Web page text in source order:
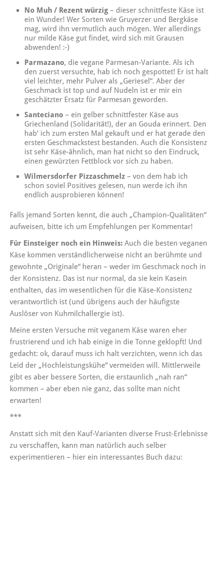
No Muh / Rezent würzig – dieser schnittfeste Käse ist
ein Wunder! Wer Sorten wie Gruyerzer und Bergkäse
mag, wird ihn vermutlich auch mögen. Wer allerdings
nur milde Käse gut findet, wird sich mit Grausen
abwenden! :-)
Parmazano, die vegane Parmesan-Variante. Als ich
den zuerst versuchte, hab ich noch gespottet! Er ist halt
viel leichter, mehr Pulver als „Geriesel“. Aber der
Geschmack ist top und auf Nudeln ist er mir ein
geschätzter Ersatz für Parmesan geworden.
Santeciano – ein gelber schnittfester Käse aus
Griechenland (Solidarität!), der an Gouda erinnert. Den
hab‘ ich zum ersten Mal gekauft und er hat gerade den
ersten Geschmackstest bestanden. Auch die Konsistenz
ist sehr Käse-ähnlich, man hat nicht so den Eindruck,
einen gewürzten Fettblock vor sich zu haben.
Wilmersdorfer Pizzaschmelz – von dem hab ich
schon soviel Positives gelesen, nun werde ich ihn
endlich ausprobieren können!
Falls jemand Sorten kennt, die auch „Champion-Qualitäten“
aufweisen, bitte ich um Empfehlungen per Kommentar!
Für Einsteiger noch ein Hinweis: Auch die besten veganen
Käse kommen verständlicherweise nicht an berühmte und
gewohnte „Originale“ heran – weder im Geschmack noch in
der Konsistenz. Das ist nur normal, da sie kein Kasein
enthalten, das im wesentlichen für die Käse-Konsistenz
verantwortlich ist (und übrigens auch der häufigste
Auslöser von Kuhmilchallergie ist).
Meine ersten Versuche mit veganem Käse waren eher
frustrierend und ich hab einige in die Tonne geklopft! Und
gedacht: ok, darauf muss ich halt verzichten, wenn ich das
Leid der „Hochleistungskühe“ vermeiden will. Mittlerweile
gibt es aber bessere Sorten, die erstaunlich „nah ran“
kommen – aber eben nie ganz, das sollte man nicht
erwarten!
***
Anstatt sich mit den Kauf-Varianten diverse Frust-Erlebnisse
zu verschaffen, kann man natürlich auch selber
experimentieren – hier ein interessantes Buch dazu: